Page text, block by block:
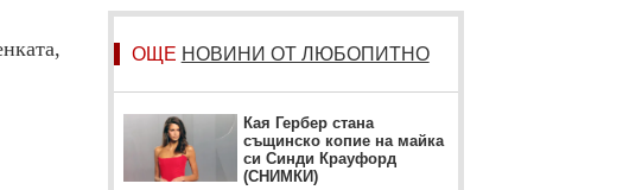
ОЩЕ НОВИНИ ОТ ЛЮБОПИТНО
Кая Гербер стана
същинско копие на майка
си Синди Крауфорд
(СНИМКИ)